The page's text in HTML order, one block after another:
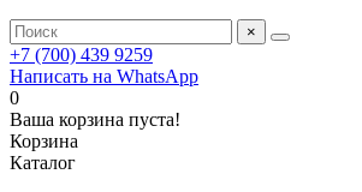
×
+7 (700) 439 9259
Написать на WhatsApp
0
Ваша корзина пуста!
Корзина
Каталог